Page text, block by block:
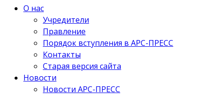
О нас
Учредители
Правление
Порядок вступления в АРС-ПРЕСС
Контакты
Старая версия сайта
Новости
Новости АРС-ПРЕСС